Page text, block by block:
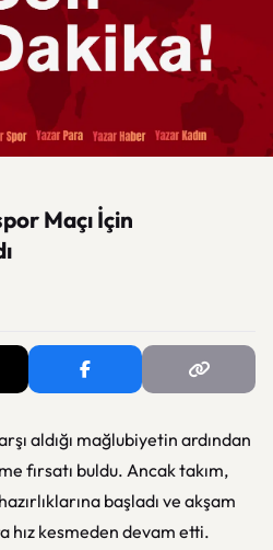
Maçı İçin
aldığı mağlubiyetin ardından
fırsatı buldu. Ancak takım,
başladı ve akşam
hız kesmeden devam etti.